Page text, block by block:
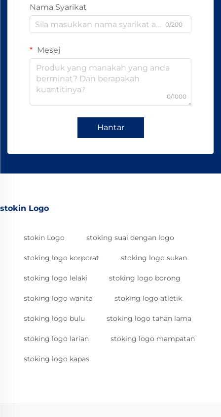
Nama Syarikat
0/200
Mesej
0/1000
Hantar
stokin Logo
stokin Logo stoking suai dengan logo
stoking logo korporat stoking logo sukan
stoking logo lelaki stoking logo borong
stoking logo wanita stoking logo atletik
stoking logo bulu stoking logo tahan lama
stoking logo larian stoking logo mampatan
stoking logo kapas